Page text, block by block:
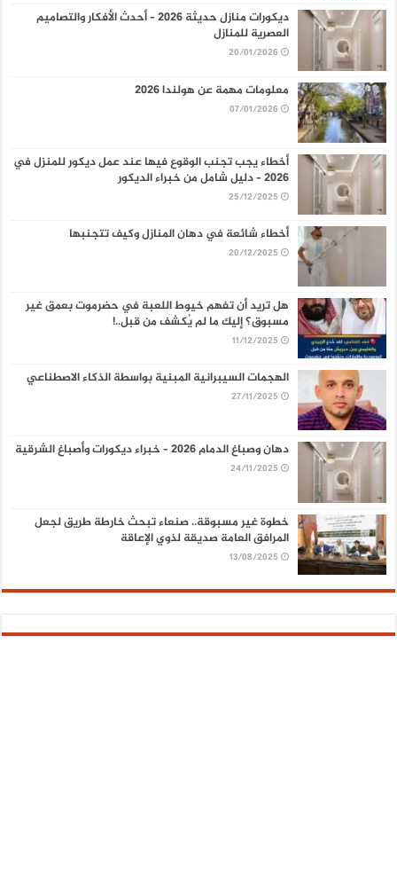
ديكورات منازل حديثة 2026 – أحدث الأفكار والتصاميم
العصرية للمنازل
20/01/2026
معلومات مهمة عن هولندا 2026
07/01/2026
أخطاء يجب تجنب الوقوع فيها عند عمل ديكور للمنزل في
2026 – دليل شامل من خبراء الديكور
25/12/2025
أخطاء شائعة في دهان المنازل وكيف تتجنبها
20/12/2025
هل تريد أن تفهم خيوط اللعبة في حضرموت بعمق غير
مسبوق؟ إليك ما لم يُكشف من قبل..!
11/12/2025
الهجمات السيبرانية المبنية بواسطة الذكاء الاصطناعي
27/11/2025
دهان وصباغ الدمام 2026 – خبراء ديكورات وأصباغ الشرقية
24/11/2025
خطوة غير مسبوقة.. صنعاء تبحث خارطة طريق لجعل
المرافق العامة صديقة لذوي الإعاقة
13/08/2025